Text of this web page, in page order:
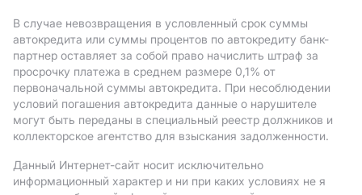
В случае невозвращения в условленный срок суммы
автокредита или суммы процентов по автокредиту банк-
партнер оставляет за собой право начислить штраф за
просрочку платежа в среднем размере 0,1% от
первоначальной суммы автокредита. При несоблюдении
условий погашения автокредита данные о нарушителе
могут быть переданы в специальный реестр должников и
коллекторское агентство для взыскания задолженности.
Данный Интернет-сайт носит исключительно
информационный характер и ни при каких условиях не я